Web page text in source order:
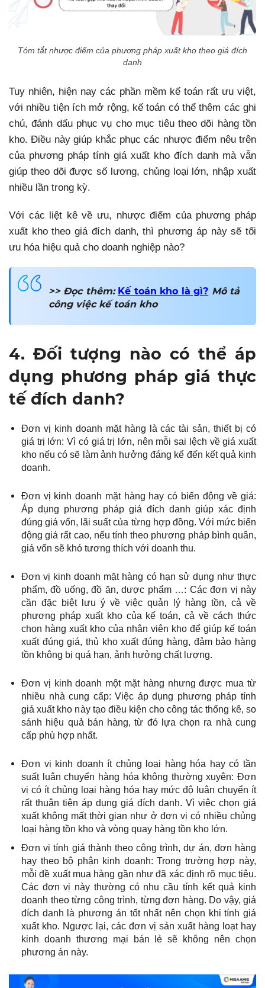
Tóm tắt nhược điểm của phương pháp xuất kho theo giá đích
danh
Tuy nhiên, hiện nay các phần mềm kế toán rất ưu việt,
với nhiều tiện ích mở rộng, kế toán có thể thêm các ghi
chú, đánh dấu phục vụ cho mục tiêu theo dõi hàng tồn
kho. Điều này giúp khắc phục các nhược điểm nêu trên
của phương pháp tính giá xuất kho đích danh mà vẫn
giúp theo dõi được số lương, chủng loại lớn, nhập xuất
nhiều lần trong kỳ.
Với các liệt kê về ưu, nhược điểm của phương pháp
xuất kho theo giá đích danh, thì phương áp này sẽ tối
ưu hóa hiệu quả cho doanh nghiệp nào?
>> Đọc thêm: Kế toán kho là gì? Mô tả
công việc kế toán kho
4. Đối tượng nào có thể áp
dụng phương pháp giá thực
tế đích danh?
Đơn vị kinh doanh mặt hàng là các tài sản, thiết bị có
giá trị lớn:Vì có giá trị lớn, nên mỗi sai lệch về giá xuất
kho nếu có sẽ làm ảnh hưởng đáng kể đến kết quả kinh
doanh.
Đơn vị kinh doanh mặt hàng hay có biến động về giá:
Áp dụng phương pháp giá đích danh giúp xác định
đúng giá vốn, lãi suất của từng hợp đồng. Với mức biến
động giá rất cao, nếu tính theo phương pháp bình quân,
giá vốn sẽ khó tương thích với doanh thu.
Đơn vị kinh doanh mặt hàng có hạn sử dụng như thực
phẩm, đồ uống, đồ ăn, dược phẩm …: Các đơn vị này
cần đặc biệt lưu ý về việc quản lý hàng tồn, cả về
phương pháp xuất kho của kế toán, cả về cách thức
chọn hàng xuất kho của nhân viên kho để giúp kế toán
xuất đúng giá, thủ kho xuất đúng hàng, đảm bảo hàng
tồn không bị quá hạn, ảnh hưởng chất lượng.
Đơn vị kinh doanh một mặt hàng nhưng được mua từ
nhiều nhà cung cấp:Việc áp dụng phương pháp tính
giá xuất kho này tạo điều kiện cho công tác thống kê, so
sánh hiệu quả bán hàng, từ đó lựa chọn ra nhà cung
cấp phù hợp nhất.
Đơn vị kinh doanh ít chủng loại hàng hóa hay có tần
suất luân chuyển hàng hóa không thường xuyên: Đơn
vị có ít chủng loại hàng hóa hay mức độ luân chuyển ít
rất thuận tiện áp dụng giá đích danh. Vì việc chọn giá
xuất không mất thời gian như ở đơn vị có nhiều chủng
loại hàng tồn kho và vòng quay hàng tồn kho lớn.
Đơn vị tính giá thành theo công trình, dự án, đơn hàng
hay theo bộ phận kinh doanh:Trong trường hợp này,
mỗi đề xuất mua hàng gần như đã xác định rõ mục tiêu.
Các đơn vị này thường có nhu cầu tính kết quả kinh
doanh theo từng công trình, từng đơn hàng. Do vậy, giá
đích danh là phương án tốt nhất nên chọn khi tính giá
xuất kho. Ngược lại, các đơn vị sản xuất hàng loạt hay
kinh doanh thương mại bán lẻ sẽ không nên chọn
phương án này.